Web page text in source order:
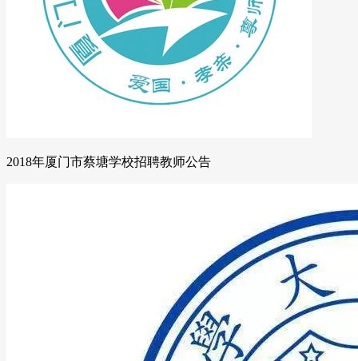
2018年厦门市蔡塘学校招聘教师公告